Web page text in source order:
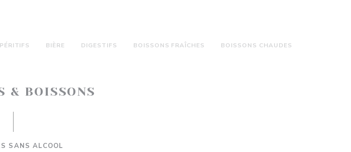
BIÈRE DIGESTIFS BOISSONS FRAÎCHES BOISSONS CHAUDES
& BOISSONS
SANS ALCOOL